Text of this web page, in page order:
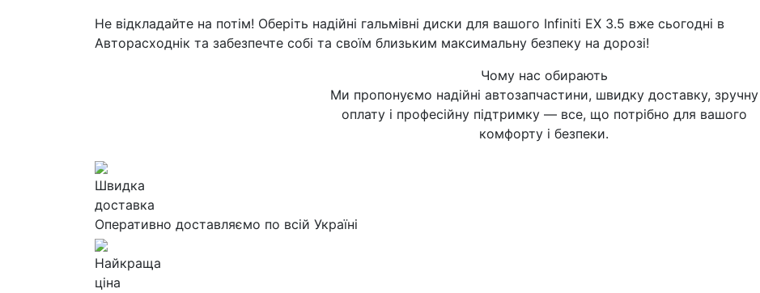
Не відкладайте на потім! Оберіть надійні гальмівні диски для вашого Infiniti EX 3.5 вже сьогодні в
Авторасходнік та забезпечте собі та своїм близьким максимальну безпеку на дорозі!
Чому нас обирають
Ми пропонуємо надійні автозапчастини, швидку доставку, зручну
оплату і професійну підтримку — все, що потрібно для вашого
комфорту і безпеки.
Швидка
доставка
Оперативно доставляємо по всій Україні
Найкраща
ціна